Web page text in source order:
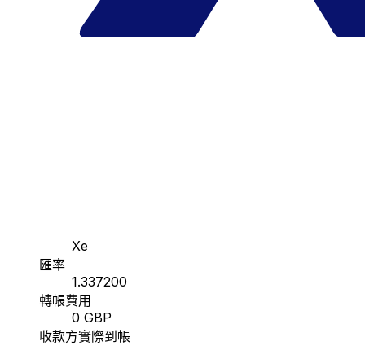
Xe
匯率
1.337200
轉帳費用
0 GBP
收款方實際到帳